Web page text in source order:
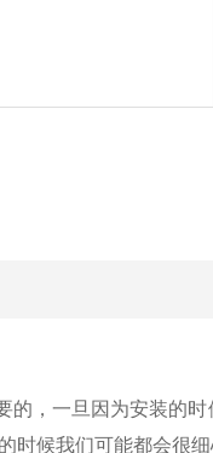
的，一旦因为安装的
时候我们可能都会很